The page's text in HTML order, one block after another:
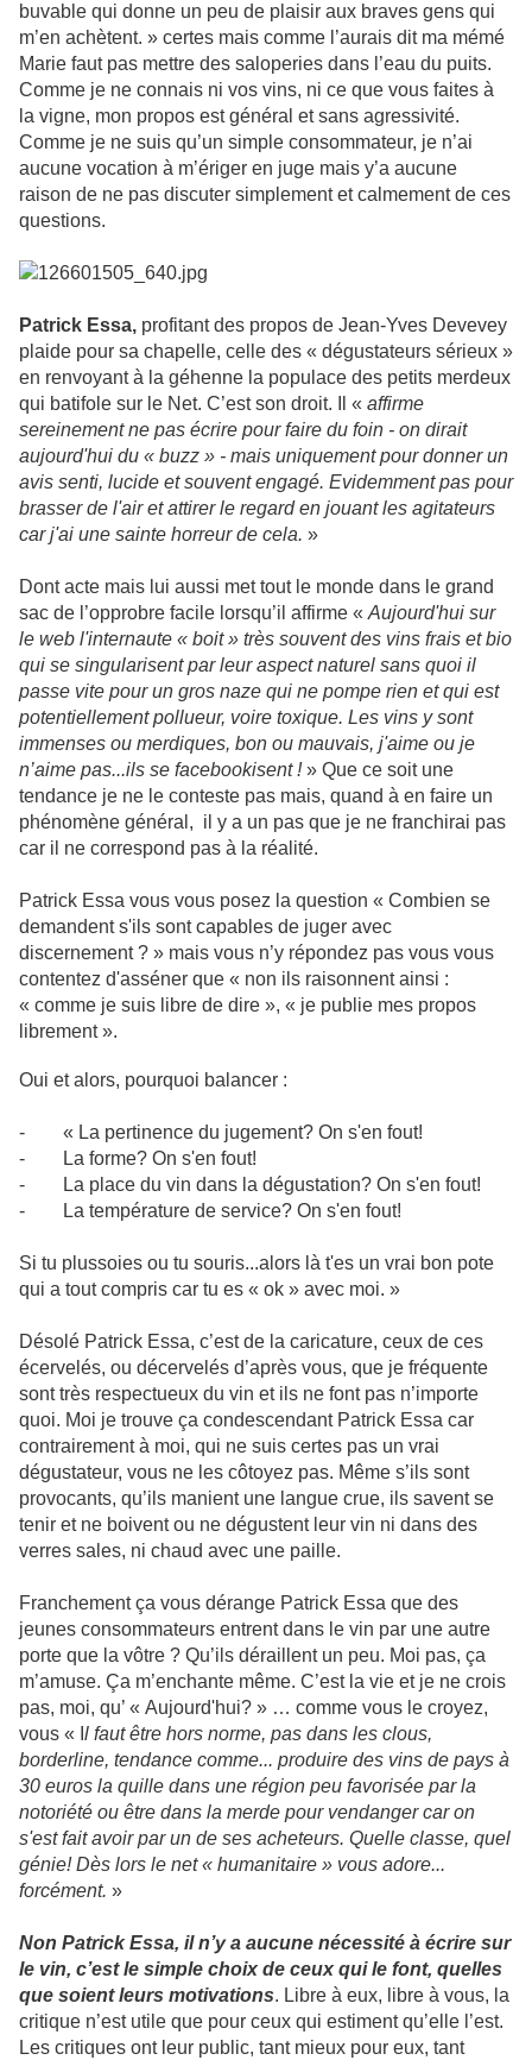
buvable qui donne un peu de plaisir aux braves gens qui
m’en achètent. » certes mais comme l’aurais dit ma mémé
Marie faut pas mettre des saloperies dans l’eau du puits.
Comme je ne connais ni vos vins, ni ce que vous faites à
la vigne, mon propos est général et sans agressivité.
Comme je ne suis qu’un simple consommateur, je n’ai
aucune vocation à m’ériger en juge mais y’a aucune
raison de ne pas discuter simplement et calmement de ces
questions.
Patrick Essa, profitant des propos de Jean-Yves Devevey
plaide pour sa chapelle, celle des « dégustateurs sérieux »
en renvoyant à la géhenne la populace des petits merdeux
qui batifole sur le Net. C’est son droit. Il « affirme
sereinement ne pas écrire pour faire du foin - on dirait
aujourd'hui du « buzz » - mais uniquement pour donner un
avis senti, lucide et souvent engagé. Evidemment pas pour
brasser de l'air et attirer le regard en jouant les agitateurs
car j'ai une sainte horreur de cela. »
Dont acte mais lui aussi met tout le monde dans le grand
sac de l’opprobre facile lorsqu’il affirme « Aujourd'hui sur
le web l'internaute « boit » très souvent des vins frais et bio
qui se singularisent par leur aspect naturel sans quoi il
passe vite pour un gros naze qui ne pompe rien et qui est
potentiellement pollueur, voire toxique. Les vins y sont
immenses ou merdiques, bon ou mauvais, j'aime ou je
n’aime pas...ils se facebookisent !» Que ce soit une
tendance je ne le conteste pas mais, quand à en faire un
phénomène général, il y a un pas que je ne franchirai pas
car il ne correspond pas à la réalité.
Patrick Essa vous vous posez la question « Combien se
demandent s'ils sont capables de juger avec
discernement ? » mais vous n’y répondez pas vous vous
contentez d'asséner que « non ils raisonnent ainsi :
« comme je suis libre de dire », « je publie mes propos
librement ».
Oui et alors, pourquoi balancer :
- « La pertinence du jugement? On s'en fout!
- La forme? On s'en fout!
- La place du vin dans la dégustation? On s'en fout!
- La température de service? On s'en fout!
Si tu plussoies ou tu souris...alors là t'es un vrai bon pote
qui a tout compris car tu es « ok » avec moi. »
Désolé Patrick Essa, c’est de la caricature, ceux de ces
écervelés, ou décervelés d’après vous, que je fréquente
sont très respectueux du vin et ils ne font pas n’importe
quoi. Moi je trouve ça condescendant Patrick Essa car
contrairement à moi, qui ne suis certes pas un vrai
dégustateur, vous ne les côtoyez pas. Même s’ils sont
provocants, qu’ils manient une langue crue, ils savent se
tenir et ne boivent ou ne dégustent leur vin ni dans des
verres sales, ni chaud avec une paille.
Franchement ça vous dérange Patrick Essa que des
jeunes consommateurs entrent dans le vin par une autre
porte que la vôtre ? Qu’ils déraillent un peu. Moi pas, ça
m’amuse. Ça m’enchante même. C’est la vie et je ne crois
pas, moi, qu’ « Aujourd'hui? » … comme vous le croyez,
vous « I l faut être hors norme, pas dans les clous,
borderline, tendance comme... produire des vins de pays à
30 euros la quille dans une région peu favorisée par la
notoriété ou être dans la merde pour vendanger car on
s'est fait avoir par un de ses acheteurs. Quelle classe, quel
génie! Dès lors le net « humanitaire » vous adore...
forcément. »
Non Patrick Essa, il n’y a aucune nécessité à écrire sur
le vin, c’est le simple choix de ceux qui le font, quelles
que soient leurs motivations. Libre à eux, libre à vous, la
critique n’est utile que pour ceux qui estiment qu’elle l’est.
Les critiques ont leur public, tant mieux pour eux, tant